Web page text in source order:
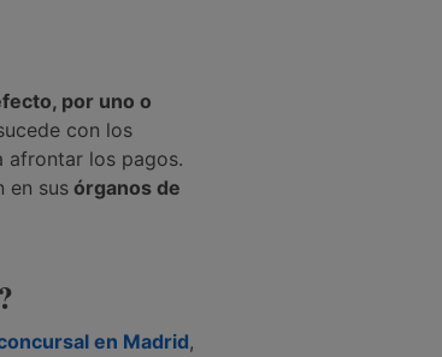
por uno o
con los
afrontar los pagos.
en sus órganos de
en Madrid,